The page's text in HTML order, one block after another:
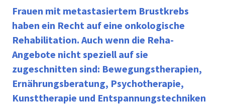
Frauen mit metastasiertem Brustkrebs
haben ein Recht auf eine onkologische
Rehabilitation. Auch wenn die Reha-
Angebote nicht speziell auf sie
zugeschnitten sind: Bewegungstherapien,
Ernährungsberatung, Psychotherapie,
Kunsttherapie und Entspannungstechniken